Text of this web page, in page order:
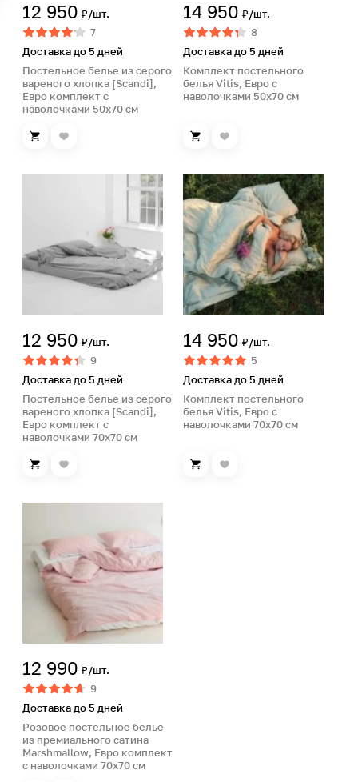
12 950 ₽/шт.
7
Доставка до 5 дней
Постельное белье из серого
вареного хлопка [Scandi],
Евро комплект с
наволочками 50х70 см
14 950 ₽/шт.
8
Доставка до 5 дней
Комплект постельного
белья Vitis, Евро с
наволочками 50х70 см
12 950 ₽/шт.
9
Доставка до 5 дней
Постельное белье из серого
вареного хлопка [Scandi],
Евро комплект с
наволочками 70х70 см
14 950 ₽/шт.
5
Доставка до 5 дней
Комплект постельного
белья Vitis, Евро с
наволочками 70х70 см
12 990 ₽/шт.
9
Доставка до 5 дней
Розовое постельное белье
из премиального сатина
Marshmallow, Евро комплект
с наволочками 70х70 см